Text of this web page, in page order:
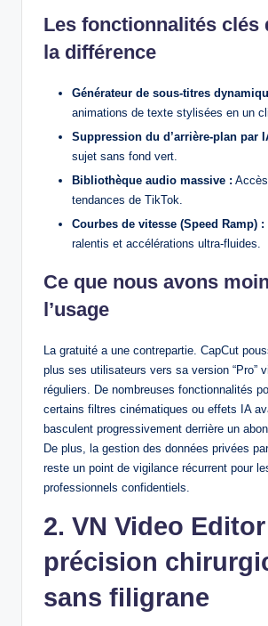
Les fonctionnalités clés
la différence
Générateur de sous-titres
animations de texte stylisées en un
Suppression du d’arrière-plan par
sujet sans fond vert.
Bibliothèque audio massive :
tendances de TikTok.
Courbes de vitesse (Speed Ramp) :
ralentis et accélérations ultra-fluides.
Ce que nous avons
l’usage
La gratuité a une contrepartie. CapCut
plus ses utilisateurs vers sa version “Pro”
réguliers. De nombreuses fonctionnalités
certains filtres cinématiques ou effets IA
basculent progressivement derrière un
De plus, la gestion des données privées
reste un point de vigilance récurrent pour
professionnels confidentiels.
2. VN Video
précision
sans filigrane